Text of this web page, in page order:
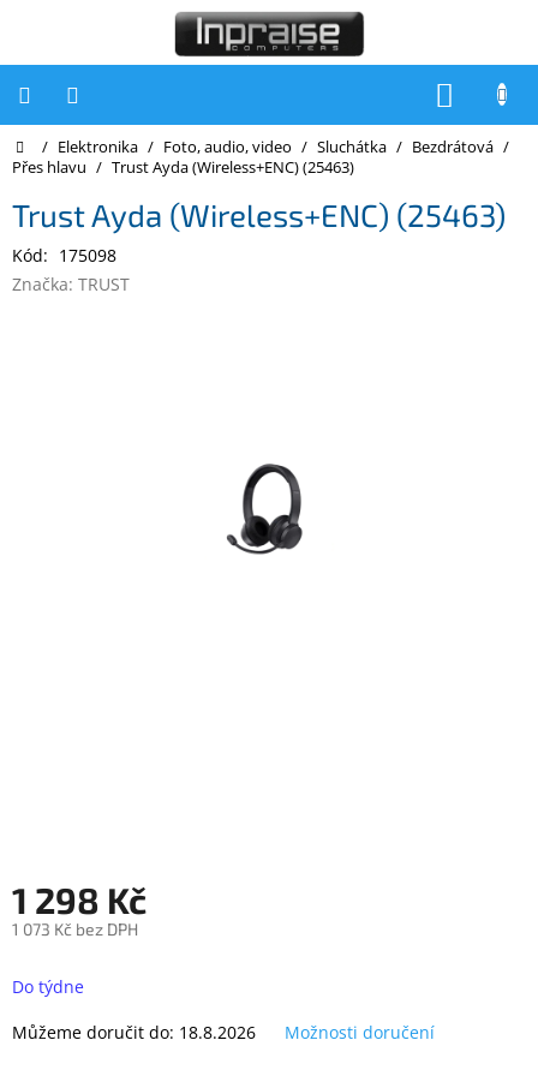
Počítače
Inpraise
Notebooky
Rozšíření
záruk
Splátky
ESSOX
Domů
/ Elektronika / Foto, audio, video / Sluchátka / Bezdrátová /
Přes hlavu / Trust Ayda (Wireless+ENC) (25463)
Trust Ayda (Wireless+ENC) (25463)
Kód: 175098
Značka: TRUST
1 298 Kč
1 073 Kč bez DPH
cena:
Do týdne
Můžeme doručit do: 18.8.2026 Možnosti doručení